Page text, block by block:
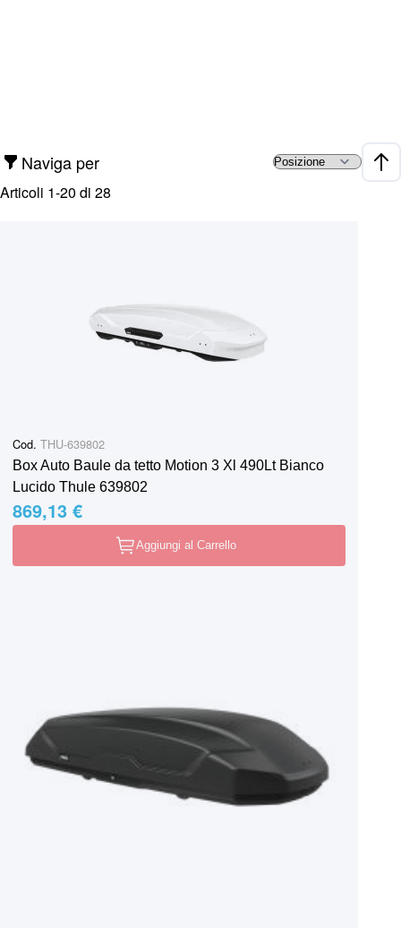
Naviga per
Articoli 1-20 di 28
Cod. THU-639802
Box Auto Baule da tetto Motion 3 Xl 490Lt Bianco
Lucido Thule 639802
869,13 €
Aggiungi al Carrello